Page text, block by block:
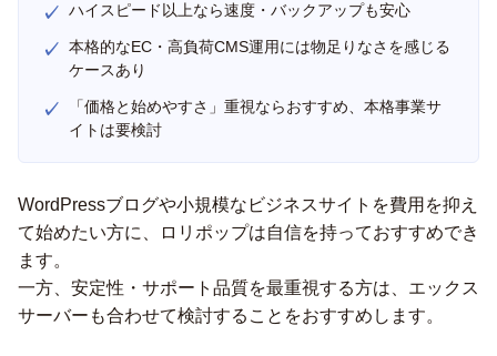
ハイスピード以上なら速度・バックアップも安心
本格的なEC・高負荷CMS運用には物足りなさを感じる
ケースあり
「価格と始めやすさ」重視ならおすすめ、本格事業サ
イトは要検討
WordPressブログや小規模なビジネスサイトを費用を抑え
て始めたい方に、ロリポップは自信を持っておすすめでき
ます。
一方、安定性・サポート品質を最重視する方は、エックス
サーバーも合わせて検討することをおすすめします。